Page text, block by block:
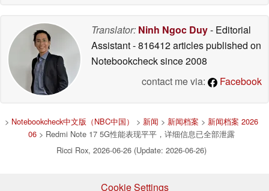
Translator: Ninh Ngoc Duy- Editorial
Assistant- 816412 articles published on
Notebookchecksince 2008
contact me via:
Facebook
> Notebookcheck中文版（NBC中国） > 新闻 > 新闻档案 > 新闻档案 2026
06 > Redmi Note 17 5G性能表现平平，详细信息已全部泄露
Ricci Rox, 2026-06-26 (Update: 2026-06-26)
Cookie Settings